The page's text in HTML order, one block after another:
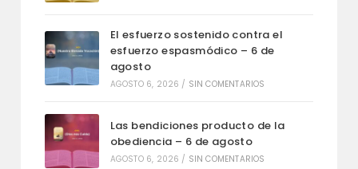
El esfuerzo sostenido contra el
esfuerzo espasmódico – 6 de
agosto
AGOSTO 6, 2026 / SIN COMENTARIOS
Las bendiciones producto de la
obediencia – 6 de agosto
AGOSTO 6, 2026 / SIN COMENTARIOS